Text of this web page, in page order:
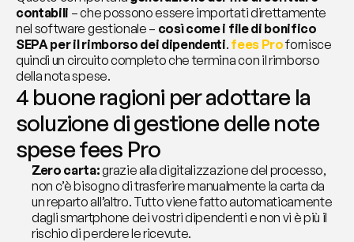
contabili – che possono essere importati direttamente
nel software gestionale – così come i file di bonifico
SEPA per il rimborso dei dipendenti. fees Pro fornisce
quindi un circuito completo che termina con il rimborso
della nota spese.
4 buone ragioni per adottare la
soluzione di gestione delle note
spese fees Pro
Zero carta: grazie alla digitalizzazione del processo,
non c’è bisogno di trasferire manualmente la carta da
un reparto all’altro. Tutto viene fatto automaticamente
dagli smartphone dei vostri dipendenti e non vi è più il
rischio di perdere le ricevute.